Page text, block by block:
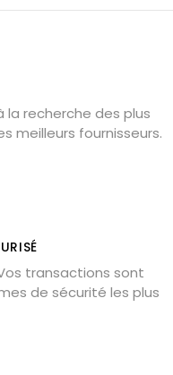
anges
?
recherche des plus
meilleurs fournisseurs.
transactions sont
de sécurité les plus